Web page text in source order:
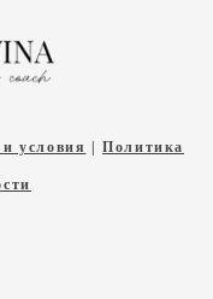
условия |Политика